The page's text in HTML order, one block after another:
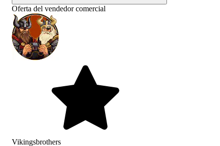
Oferta del vendedor comercial
Vikingsbrothers